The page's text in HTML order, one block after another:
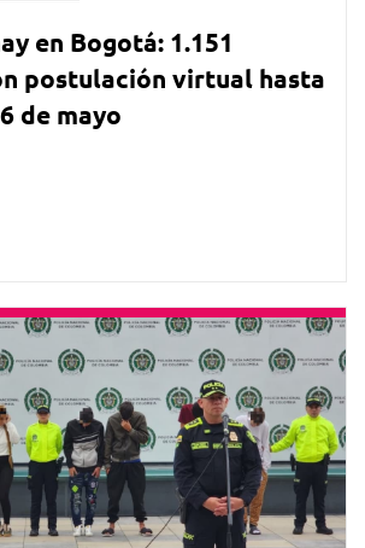
en Bogotá: 1.151
postulación virtual hasta
de mayo